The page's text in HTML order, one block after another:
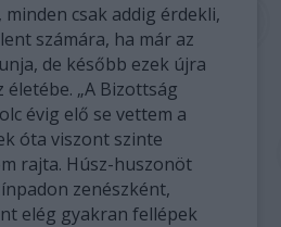
csak addig érdekli,
számára, ha már az
de később ezek újra
„A Bizottság
évig elő se vettem a
óta viszont szinte
rajta. Húsz-huszonöt
zenészként,
elég gyakran fellépek